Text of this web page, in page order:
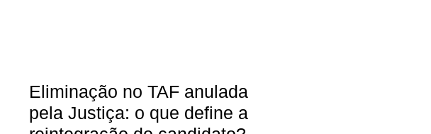
Eliminação no TAF anulada
pela Justiça: o que define a